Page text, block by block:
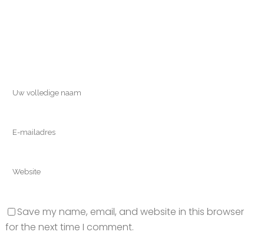
Save my name, email, and website in this browser
for the next time I comment.